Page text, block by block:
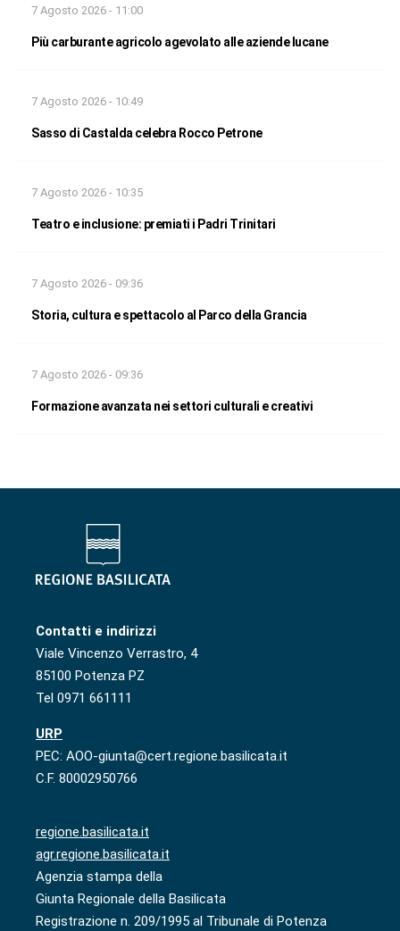
7 Agosto 2026 - 11:00
Più carburante agricolo agevolato alle aziende lucane
7 Agosto 2026 - 10:49
Sasso di Castalda celebra Rocco Petrone
7 Agosto 2026 - 10:35
Teatro e inclusione: premiati i Padri Trinitari
7 Agosto 2026 - 09:36
Storia, cultura e spettacolo al Parco della Grancia
7 Agosto 2026 - 09:36
Formazione avanzata nei settori culturali e creativi
Contatti e indirizzi
Viale Vincenzo Verrastro, 4
85100 Potenza PZ
Tel 0971 661111
URP
PEC: AOO-giunta@cert.regione.basilicata.it
C.F. 80002950766
regione.basilicata.it
agr.regione.basilicata.it
Agenzia stampa della
Giunta Regionale della Basilicata
Registrazione n. 209/1995 al Tribunale di Potenza